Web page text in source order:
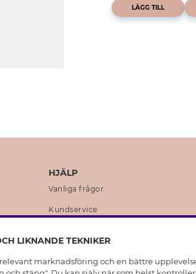
LÄGG TILL
HJÄLP
Vanliga frågor
Kundservice
Skötselråd skinnhandskar
LIKNANDE TEKNIKER
marknadsföring och en bättre